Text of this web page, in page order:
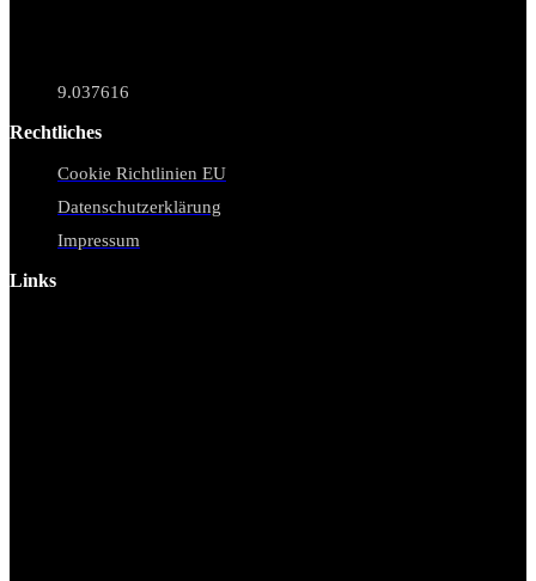
9.037616
Rechtliches
Cookie Richtlinien EU
Datenschutzerklärung
Impressum
Links